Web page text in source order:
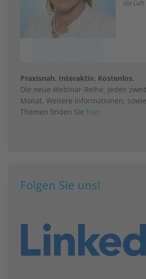
Praxisnah. Interaktiv. Kostenlos.
Die neue Webinar-Reihe, jeden
Monat. Weitere Informationen,
Themen finden Sie hier.
Folgen Sie uns!